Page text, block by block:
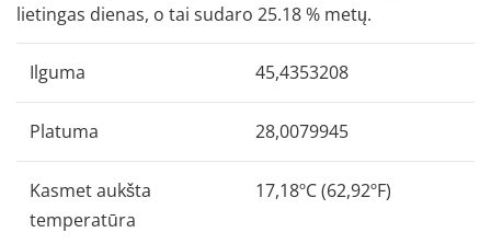
lietingas dienas, o tai sudaro 25.18 % metų.
Ilguma 45,4353208
Platuma 28,0079945
Kasmet aukšta
temperatūra
17,18ºC (62,92ºF)